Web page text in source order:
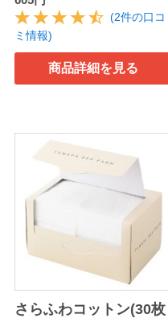
(2件の口コ
ミ情報)
商品詳細を見る
さらふわコットン(30枚